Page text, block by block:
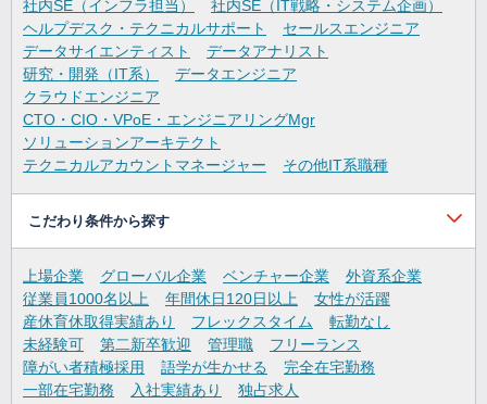
社内SE（インフラ担当）
社内SE（IT戦略・システム企画）
ヘルプデスク・テクニカルサポート
セールスエンジニア
データサイエンティスト
データアナリスト
研究・開発（IT系）
データエンジニア
クラウドエンジニア
CTO・CIO・VPoE・エンジニアリングMgr
ソリューションアーキテクト
テクニカルアカウントマネージャー
その他IT系職種
こだわり条件から探す
上場企業 グローバル企業 ベンチャー企業
外資系企業
従業員1000名以上
年間休日120日以上
女性が活躍
産休育休取得実績あり
フレックスタイム
転勤なし
未経験可
第二新卒歓迎 管理職
フリーランス
障がい者積極採用
語学が生かせる
完全在宅勤務
一部在宅勤務
入社実績あり 独占求人